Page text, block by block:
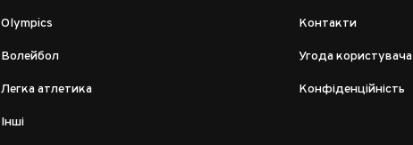
Olympics
Волейбол
Легка атлетика
Інші
Контакти
Угода користувача
Конфіденційність